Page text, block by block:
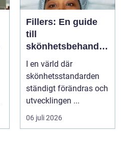
Fillers: En guide
till
skönhetsbehandli
ngar i Stockholm
I en värld där
skönhetsstandarden
ständigt förändras och
utvecklingen ...
06 juli 2026